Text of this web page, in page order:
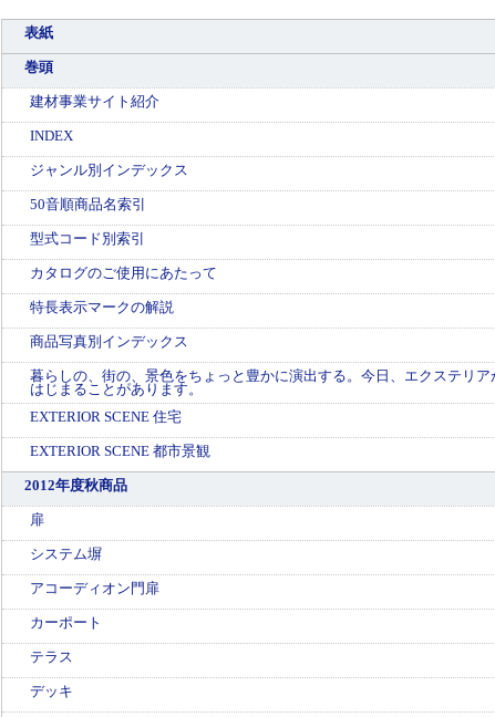
表紙
巻頭
建材事業サイト紹介
INDEX
ジャンル別インデックス
50音順商品名索引
型式コード別索引
カタログのご使用にあたって
特長表示マークの解説
商品写真別インデックス
暮らしの、街の、景色をちょっと豊かに演出する。今日、エクステリア
はじまることがあります。
EXTERIOR SCENE 住宅
EXTERIOR SCENE 都市景観
2012年度秋商品
扉
システム塀
アコーディオン門扉
カーポート
テラス
デッキ